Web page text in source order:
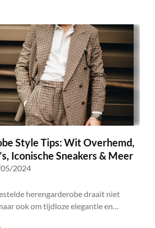
Style Tips: Wit Overhemd,
Iconische Sneakers & Meer
2024
herengarderobe draait niet
ook om tijdloze elegantie en…